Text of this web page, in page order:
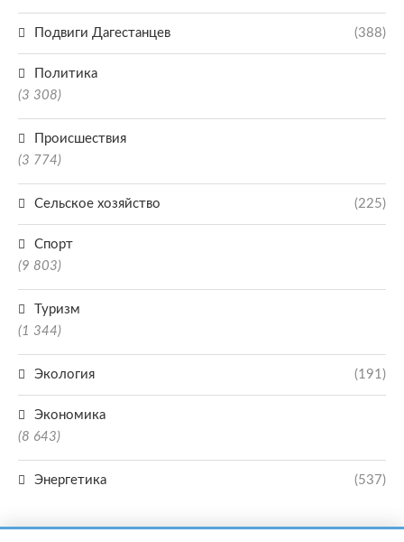
Подвиги Дагестанцев (388)
Политика
(3 308)
Происшествия
(3 774)
Сельское хозяйство (225)
Спорт
(9 803)
Туризм
(1 344)
Экология (191)
Экономика
(8 643)
Энергетика (537)